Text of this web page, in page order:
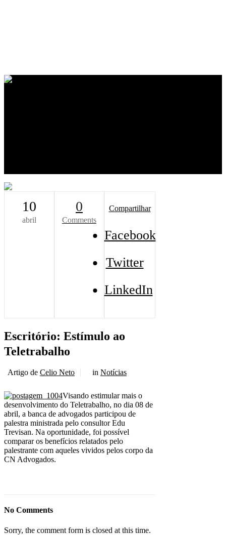
10
abril
0
Comments
Compartilhar
Facebook
Twitter
LinkedIn
Escritório: Estímulo ao
Teletrabalho
Artigo de Celio Neto in Notícias
Visando estimular mais o
desenvolvimento do Teletrabalho, no dia 08 de
abril, a banca de advogados participou de
palestra ministrada pelo consultor Edu
Trevisan. Na oportunidade, foi possível
comparar os benefícios relatados pelo
palestrante com aqueles vividos pelos corpo da
CN Advogados.
No Comments
Sorry, the comment form is closed at this time.